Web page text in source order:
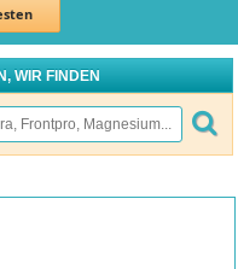
WIR FINDEN